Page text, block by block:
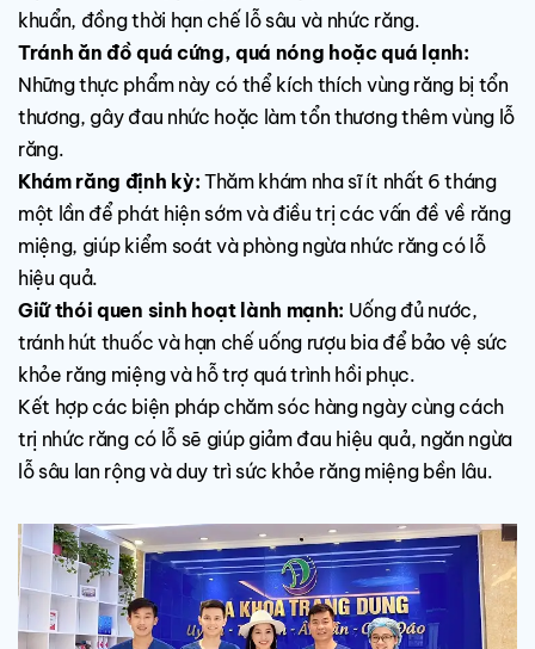
khuẩn, đồng thời hạn chế lỗ sâu và nhức răng.
Tránh ăn đồ quá cứng, quá nóng hoặc quá lạnh:
Những thực phẩm này có thể kích thích vùng răng bị tổn
thương, gây đau nhức hoặc làm tổn thương thêm vùng lỗ
răng.
Khám răng định kỳ: Thăm khám nha sĩ ít nhất 6 tháng
một lần để phát hiện sớm và điều trị các vấn đề về răng
miệng, giúp kiểm soát và phòng ngừa nhức răng có lỗ
hiệu quả.
Giữ thói quen sinh hoạt lành mạnh: Uống đủ nước,
tránh hút thuốc và hạn chế uống rượu bia để bảo vệ sức
khỏe răng miệng và hỗ trợ quá trình hồi phục.
Kết hợp các biện pháp chăm sóc hàng ngày cùng cách
trị nhức răng có lỗ sẽ giúp giảm đau hiệu quả, ngăn ngừa
lỗ sâu lan rộng và duy trì sức khỏe răng miệng bền lâu.